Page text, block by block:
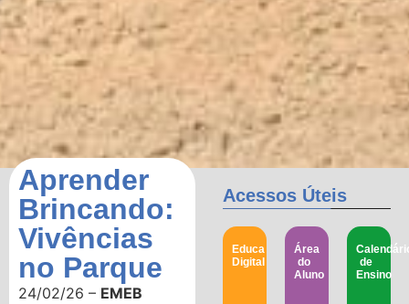
Aprender
Brincando:
Vivências
no Parque
24/02/26 – EMEB
Acessos Úteis
Educa
Digital
Área
do
Aluno
de
Ensino